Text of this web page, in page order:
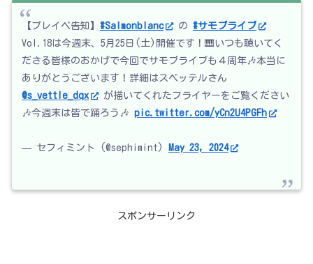
【プレイベ告知】 #Salmonblanc の #サモブライブ
Vol.18は今週末、5月25日(土)開催です！🎹いつも聴いてく
ださる皆様のおかげで今回でサモブライブも４周年🎶本当に
ありがとうございます！詳細はスベッテルさん
@s_vettle_dqx
が描いてくれたフライヤーをご覧ください
🎶今週末は皆で踊ろう🎶 pic.twitter.com/yCn2U4PGFh
— セフィミント (@sephimint) May 23, 2024
スポンサーリンク